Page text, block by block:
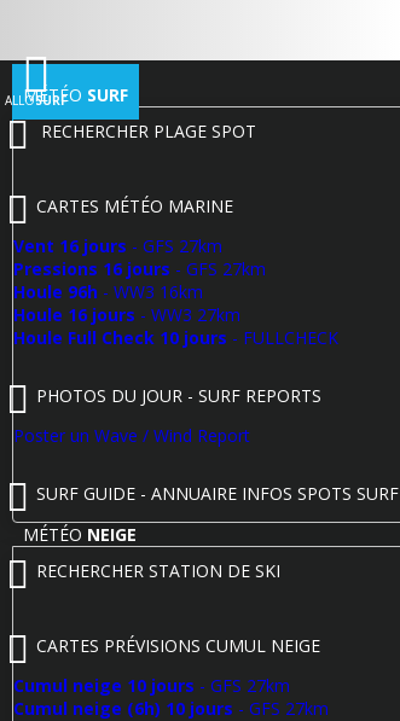
ALLOSURF
MÉTÉO SURF
RECHERCHER PLAGE SPOT
CARTES MÉTÉO MARINE
Vent 16 jours - GFS 27km
Pressions 16 jours - GFS 27km
Houle 96h - WW3 16km
Houle 16 jours - WW3 27km
Houle Full Check 10 jours - FULLCHECK
PHOTOS DU JOUR - SURF REPORTS
Poster un Wave / Wind Report
SURF GUIDE - ANNUAIRE INFOS SPOTS SURF
MÉTÉO NEIGE
RECHERCHER STATION DE SKI
CARTES PRÉVISIONS CUMUL NEIGE
Cumul neige 10 jours - GFS 27km
Cumul neige (6h) 10 jours - GFS 27km